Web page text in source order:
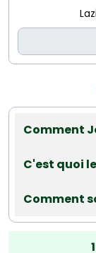
Comment
C'est quoi
Comment